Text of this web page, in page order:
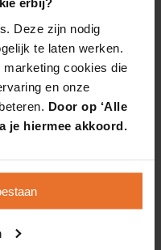
Deze zijn nodig
te laten werken.
cookies die
en onze
Door op ‘Alle
je hiermee akkoord.